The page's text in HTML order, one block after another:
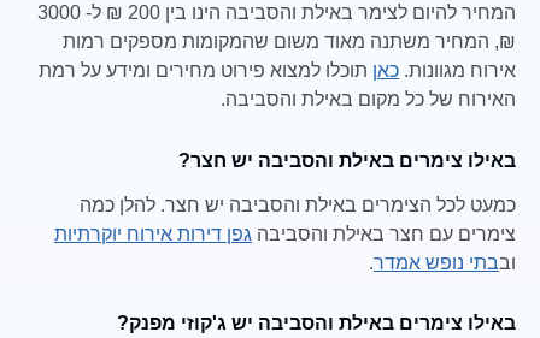
המחיר להיום לצימר באילת והסביבה הינו בין 200 ₪ ל- 3000
₪, המחיר משתנה מאוד משום שהמקומות מספקים רמות
אירוח מגוונות. כאן תוכלו למצוא פירוט מחירים ומידע על רמת
האירוח של כל מקום באילת והסביבה.
באילו צימרים באילת והסביבה יש חצר?
כמעט לכל הצימרים באילת והסביבה יש חצר. להלן כמה
צימרים עם חצר באילת והסביבה גפן דירות אירוח יוקרתיות
ובבתי נופש אמדר.
באילו צימרים באילת והסביבה יש ג'קוזי מפנק?